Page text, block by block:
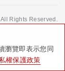
瀏覽即表示您同
權保護政策
Rights Reserved.